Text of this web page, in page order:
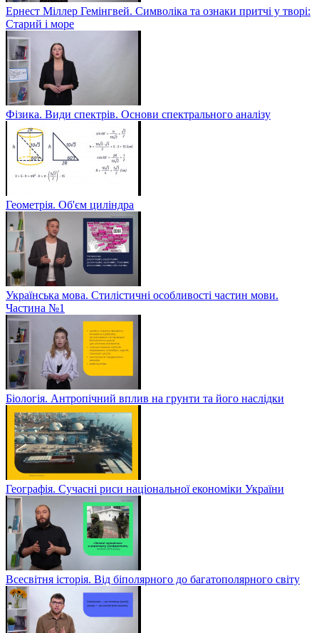
Ернест Міллер Гемінгвей. Символіка та ознаки притчі у творі:
Старий і море
Фізика. Види спектрів. Основи спектрального аналізу
Геометрія. Об'єм циліндра
Українська мова. Стилістичні особливості частин мови.
Частина №1
Біологія. Антропічний вплив на грунти та його наслідки
Географія. Сучасні риси національної економіки України
Всесвітня історія. Від біполярного до багатополярного світу